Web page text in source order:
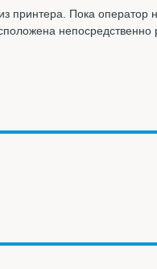
принтера. Пока оператор